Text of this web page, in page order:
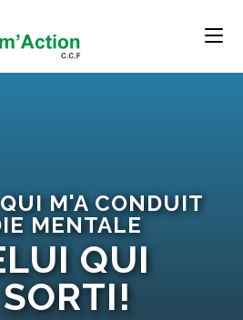
M'A CONDUIT
MENTALE
QUI